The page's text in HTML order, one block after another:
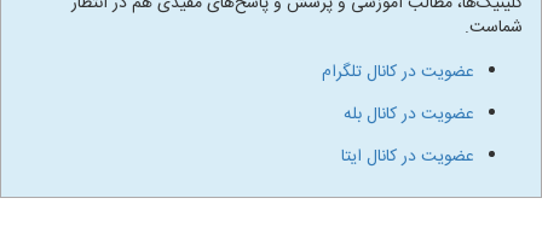
شماست.
عضویت در کانال تلگرام
عضویت در کانال بله
عضویت در کانال ایتا